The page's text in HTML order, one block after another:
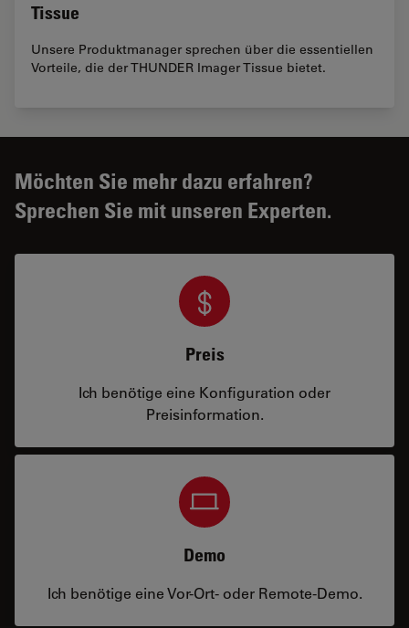
Tissue
Unsere Produktmanager sprechen über die essentiellen
Vorteile, die der THUNDER Imager Tissue bietet.
Möchten Sie mehr dazu erfahren?
Sprechen Sie mit unseren Experten.
Preis
Ich benötige eine Konfiguration oder
Preisinformation.
Demo
Ich benötige eine Vor-Ort- oder Remote-Demo.